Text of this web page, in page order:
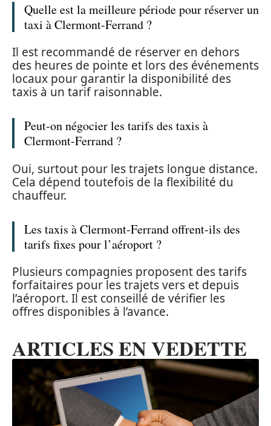
Quelle est la meilleure période pour réserver un
taxi à Clermont-Ferrand ?
Il est recommandé de réserver en dehors
des heures de pointe et lors des événements
locaux pour garantir la disponibilité des
taxis à un tarif raisonnable.
Peut-on négocier les tarifs des taxis à
Clermont-Ferrand ?
Oui, surtout pour les trajets longue distance.
Cela dépend toutefois de la flexibilité du
chauffeur.
Les taxis à Clermont-Ferrand offrent-ils des
tarifs fixes pour l’aéroport ?
Plusieurs compagnies proposent des tarifs
forfaitaires pour les trajets vers et depuis
l’aéroport. Il est conseillé de vérifier les
offres disponibles à l’avance.
ARTICLES EN VEDETTE